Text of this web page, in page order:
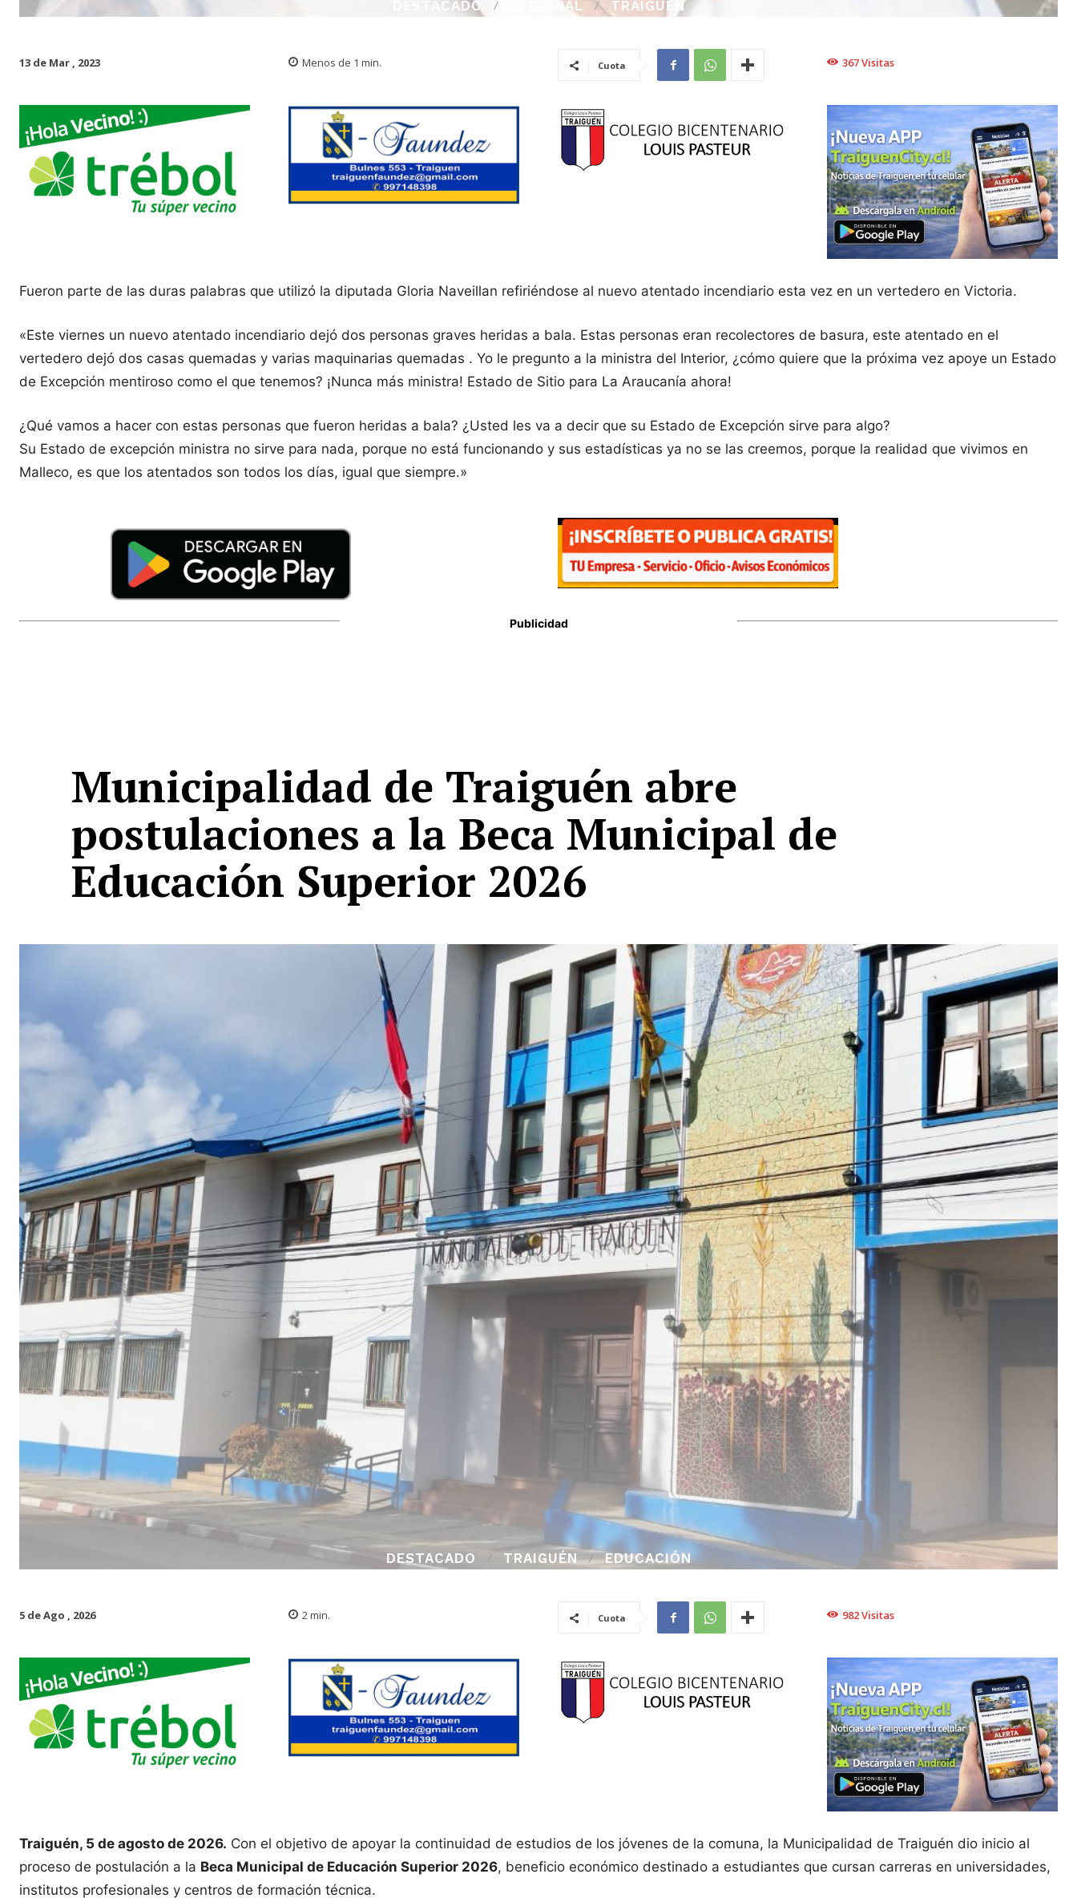
DESTACADO REGIONAL TRAIGUÉN
13 de Mar , 2023 Menos de 1 min. Cuota 367Visitas
Fueron parte de las duras palabras que utilizó la diputada Gloria Naveillan refiriéndose al nuevo atentado incendiario esta vez en un vertedero en Victoria.
«Este viernes un nuevo atentado incendiario dejó dos personas graves heridas a bala. Estas personas eran recolectores de basura, este atentado en el
vertedero dejó dos casas quemadas y varias maquinarias quemadas . Yo le pregunto a la ministra del Interior, ¿cómo quiere que la próxima vez apoye un Estado
de Excepción mentiroso como el que tenemos? ¡Nunca más ministra! Estado de Sitio para La Araucanía ahora!
¿Qué vamos a hacer con estas personas que fueron heridas a bala? ¿Usted les va a decir que su Estado de Excepción sirve para algo?
Su Estado de excepción ministra no sirve para nada, porque no está funcionando y sus estadísticas ya no se las creemos, porque la realidad que vivimos en
Malleco, es que los atentados son todos los días, igual que siempre.»
Publicidad